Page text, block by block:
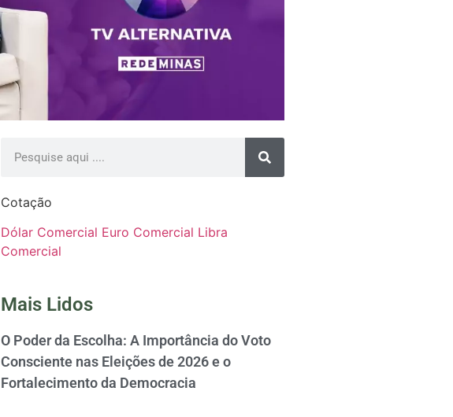
Cotação
Dólar Comercial Euro Comercial Libra
Comercial
Mais Lidos
O Poder da Escolha: A Importância do Voto
Consciente nas Eleições de 2026 e o
Fortalecimento da Democracia